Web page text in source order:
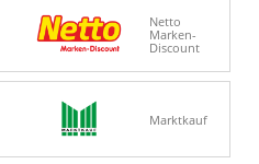
Netto
Marken-
Discount
Marktkauf